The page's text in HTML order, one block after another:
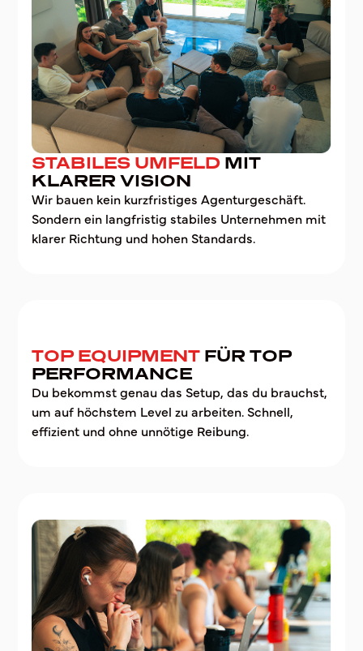
STABILES UMFELD MIT
KLARER VISION
Wir bauen kein kurzfristiges Agenturgeschäft.
Sondern ein langfristig stabiles Unternehmen mit
klarer Richtung und hohen Standards.
TOP EQUIPMENT FÜR TOP
PERFORMANCE
Du bekommst genau das Setup, das du brauchst,
um auf höchstem Level zu arbeiten. Schnell,
effizient und ohne unnötige Reibung.